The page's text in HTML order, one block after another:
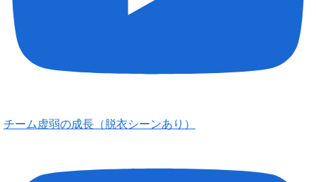
チーム虚弱の成長（脱衣シーンあり）